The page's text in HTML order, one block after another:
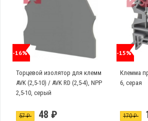
-16%
Торцевой изолятор для клемм
AVK (2,5-10) / AVK RD (2,5-4), NPP
2,5-10, серый
57 ₽ 48 ₽
-15%
Клемма
6, серая
170 ₽